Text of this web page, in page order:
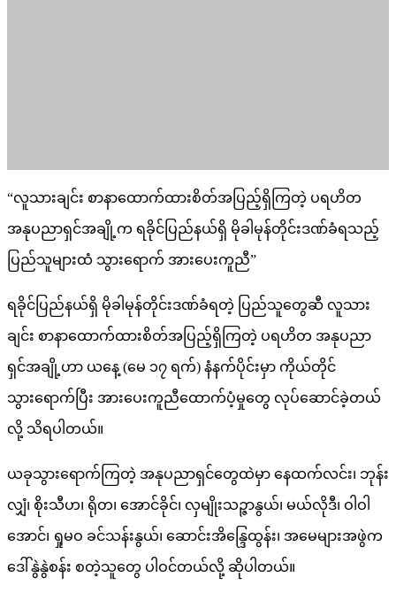
ပြည်သူများထံ သွားရောက် အားပေးကူညီ”
ရခိုင်ပြည်နယ်ရှိ မိုခါမုန်တိုင်းဒဏ်ခံရတဲ့ ပြည်သူတွေဆီ လူသား
ချင်း စာနာထောက်ထားစိတ်အပြည့်ရှိကြတဲ့ ပရဟိတ အနုပညာ
သွားရောက်ပြီး အားပေးကူညီထောက်ပံ့မှုတွေ လုပ်ဆောင်ခဲ့တယ်
လို့ သိရပါတယ်။
ယခုသွားရောက်ကြတဲ့ အနုပညာရှင်တွေထဲမှာ နေထက်လင်း၊ ဘုန်း
လျှံ၊ စိုးသီဟ၊ ရိုတ၊ အောင်ခိုင်၊ လှမျိုးသဉ္ဇာနွယ်၊ မယ်လိုဒီ၊ ဝါဝါ
ဒေါ်နွဲနွဲစန်း စတဲ့သူတွေ ပါဝင်တယ်လို့ ဆိုပါတယ်။
အဆိုပါခရီးစဉ်ကို နံနက် ၈ နာရီက လေယာဉ်စတင်ထွက်ခွာပြီး
ညနေပိုင်းမှာ ရန်ကုန်မြို့သို့ ပြန်လည်ရောက်ရှိမယ့် နေ့ချင်းပြန်ခရီး